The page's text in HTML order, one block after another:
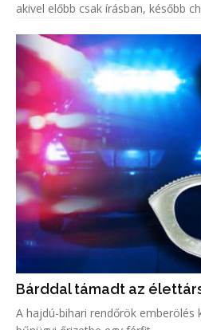
akivel előbb csak írásban, később
Bárddal támadt az
A hajdú-bihari rendőrök